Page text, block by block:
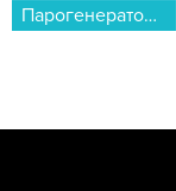
Електрически скутер/тротинетка MANTA XRIDER CRUISER 12 (Детски ел. скутер) , 10 градуси...